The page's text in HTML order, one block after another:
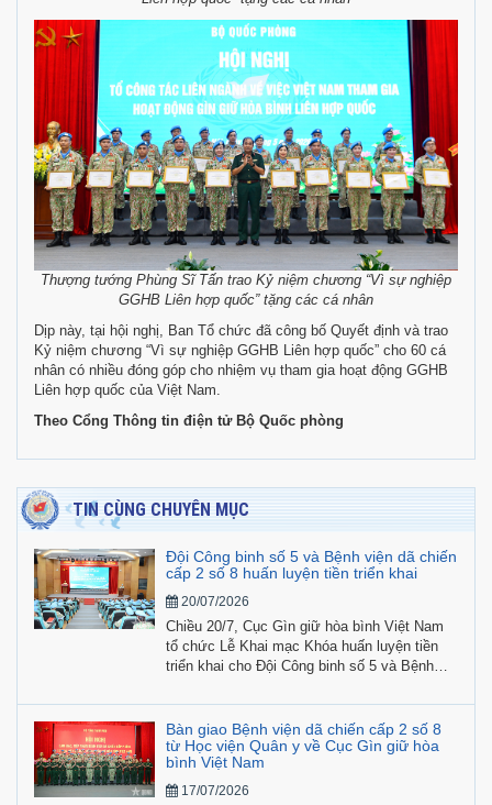
Thượng tướng Phùng Sĩ Tấn trao Kỷ niệm chương “Vì sự nghiệp
GGHB Liên hợp quốc” tặng các cá nhân
Dịp này, tại hội nghị, Ban Tổ chức đã công bố Quyết định và trao
Kỷ niệm chương “Vì sự nghiệp GGHB Liên hợp quốc” cho 60 cá
nhân có nhiều đóng góp cho nhiệm vụ tham gia hoạt động GGHB
Liên hợp quốc của Việt Nam.
Theo Cổng Thông tin điện tử Bộ Quốc phòng
TIN CÙNG CHUYÊN MỤC
Đội Công binh số 5 và Bệnh viện dã chiến
cấp 2 số 8 huấn luyện tiền triển khai
20/07/2026
Chiều 20/7, Cục Gìn giữ hòa bình Việt Nam
tổ chức Lễ Khai mạc Khóa huấn luyện tiền
triển khai cho Đội Công binh số 5 và Bệnh
gìn giữ hòa bình Liên hợp quốc năm 2026.
Bàn giao Bệnh viện dã chiến cấp 2 số 8
từ Học viện Quân y về Cục Gìn giữ hòa
bình Việt Nam
17/07/2026